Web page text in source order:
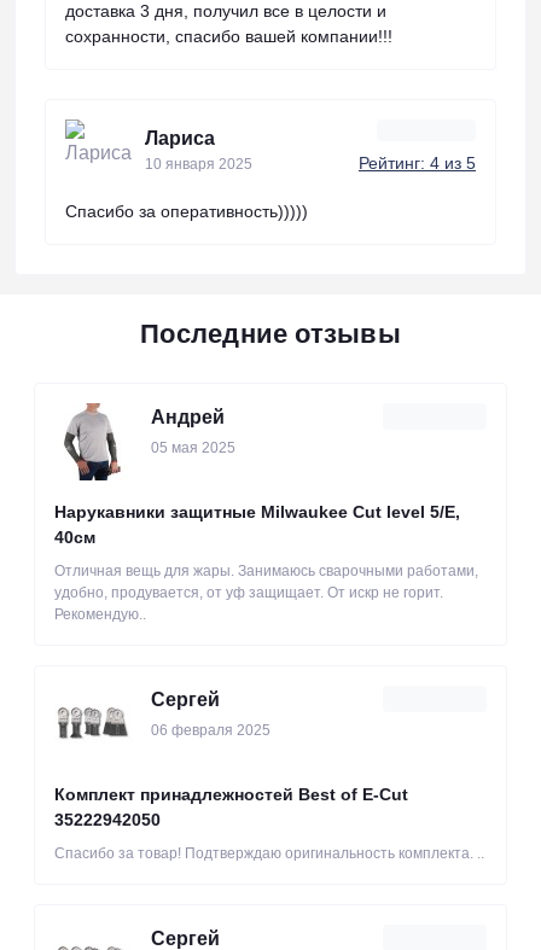
доставка 3 дня, получил все в целости и
сохранности, спасибо вашей компании!!!
Лариса
10 января 2025 Рейтинг: 4 из 5
Спасибо за оперативность)))))
Последние отзывы
Андрей
05 мая 2025
Нарукавники защитные Milwaukee Cut level 5/Е,
40см
Отличная вещь для жары. Занимаюсь сварочными работами,
удобно, продувается, от уф защищает. От искр не горит.
Рекомендую..
Сергей
06 февраля 2025
Комплект принадлежностей Best of E-Cut
35222942050
Спасибо за товар! Подтверждаю оригинальность комплекта. ..
Сергей